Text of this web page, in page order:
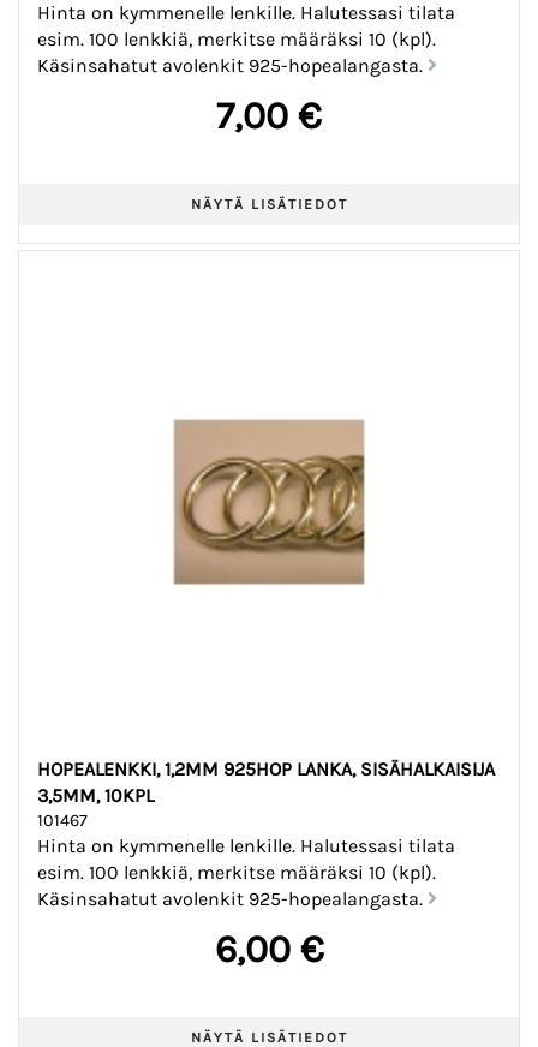
Hinta on kymmenelle lenkille. Halutessasi tilata
esim. 100 lenkkiä, merkitse määräksi 10 (kpl).
Käsinsahatut avolenkit 925-hopealangasta.
7,00 €
HOPEALENKKI, 1,2MM 925HOP LANKA, SISÄHALKAISIJA
3,5MM, 10KPL
101467
Hinta on kymmenelle lenkille. Halutessasi tilata
esim. 100 lenkkiä, merkitse määräksi 10 (kpl).
Käsinsahatut avolenkit 925-hopealangasta.
6,00 €